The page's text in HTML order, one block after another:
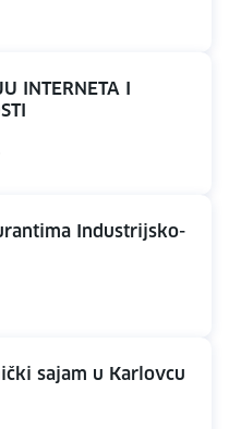
INTERNETA I
Industrijsko-
sajam u Karlovcu